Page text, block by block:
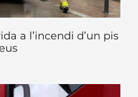
a l’incendi d’un pis